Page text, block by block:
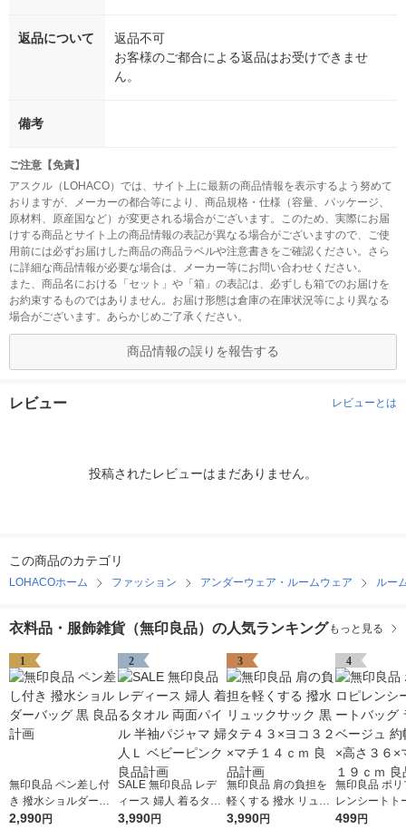
返品について
返品不可
お客様のご都合による返品はお受けできませ
ん。
備考
ご注意【免責】
アスクル（LOHACO）では、サイト上に最新の商品情報を表示するよう努めて
おりますが、メーカーの都合等により、商品規格・仕様（容量、パッケージ、
原材料、原産国など）が変更される場合がございます。このため、実際にお届
けする商品とサイト上の商品情報の表記が異なる場合がございますので、ご使
用前には必ずお届けした商品の商品ラベルや注意書きをご確認ください。さら
に詳細な商品情報が必要な場合は、メーカー等にお問い合わせください。
また、商品名における「セット」や「箱」の表記は、必ずしも箱でのお届けを
お約束するものではありません。お届け形態は倉庫の在庫状況等により異なる
場合がございます。あらかじめご了承ください。
商品情報の誤りを報告する
レビュー レビューとは
投稿されたレビューはまだありません。
この商品のカテゴリ
LOHACOホーム ファッション アンダーウェア・ルームウェア ルー
衣料品・服飾雑貨（無印良品）の人気ランキング もっと見る
1
無印良品 ペン差し付
き 撥水ショルダーバ
ッグ 黒 良品計画
2,990円
2
SALE 無印良品 レデ
ィース 婦人 着るタオ
ル 両面パイル 半袖パ
3,990円
3
無印良品 肩の負担を
軽くする 撥水 リュッ
クサック 黒 タテ４３
3,990円
4
無印良品 ポリ
レンシートト
グ ライトベー
499円